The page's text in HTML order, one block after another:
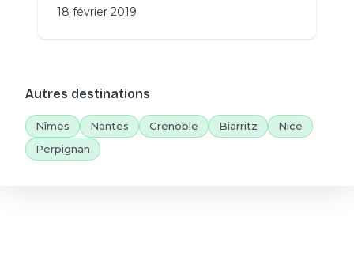
18 février 2019
Autres destinations
Nîmes Nantes Grenoble Biarritz
Nice
Perpignan